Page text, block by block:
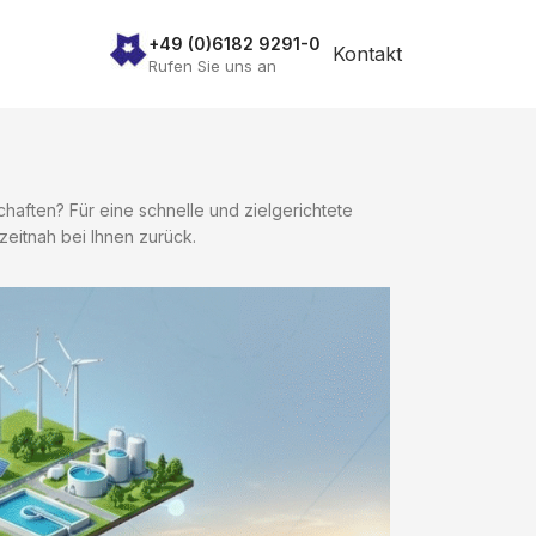
+49 (0)6182 9291-0
Rufen Sie uns an Kontakt
Für eine schnelle und zielgerichtete
bei Ihnen zurück.